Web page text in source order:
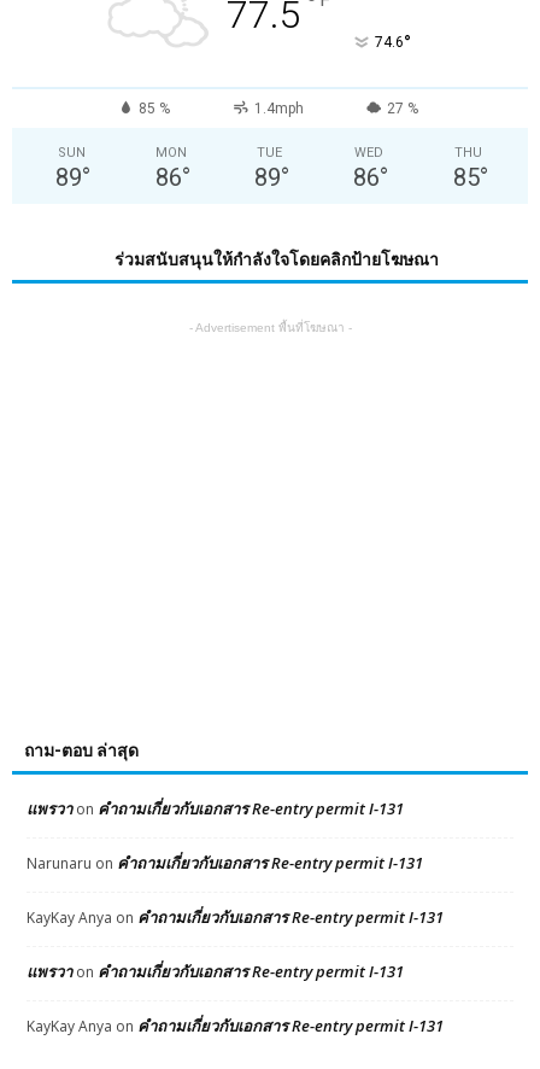
77.5
74.6°
85 % 1.4mph 27 %
SUN
89°
MON
86°
TUE
89°
WED
86°
THU
85°
ร่วมสนับสนุนให้กำลังใจโดยคลิกป้ายโฆษณา
- Advertisement พื้นที่โฆษณา -
ถาม-ตอบ ล่าสุด
แพรวาon คำถามเกี่ยวกับเอกสาร Re-entry permit I-131
Narunaru on คำถามเกี่ยวกับเอกสาร Re-entry permit I-131
KayKay Anya on คำถามเกี่ยวกับเอกสาร Re-entry permit I-131
แพรวาon คำถามเกี่ยวกับเอกสาร Re-entry permit I-131
KayKay Anya on คำถามเกี่ยวกับเอกสาร Re-entry permit I-131